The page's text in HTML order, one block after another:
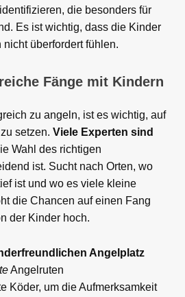
die besonders für
Es ist wichtig, dass die Kinder
überfordert fühlen.
Fänge mit Kindern
zu angeln, ist es wichtig, auf
setzen. Viele Experten sind
Wahl des richtigen
ist. Sucht nach Orten, wo
ist und wo es viele kleine
die Chancen auf einen Fang
der Kinder hoch.
Angelplatz
Angelruten
Köder, um die Aufmerksamkeit